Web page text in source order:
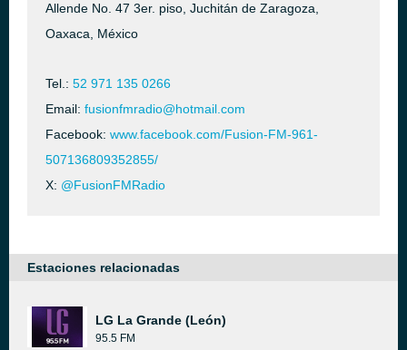
Allende No. 47 3er. piso, Juchitán de Zaragoza,
Oaxaca, México
Tel.: 52 971 135 0266
Email: fusionfmradio@hotmail.com
Facebook: www.facebook.com/Fusion-FM-961-
507136809352855/
X: @FusionFMRadio
Estaciones relacionadas
LG La Grande (León)
95.5 FM